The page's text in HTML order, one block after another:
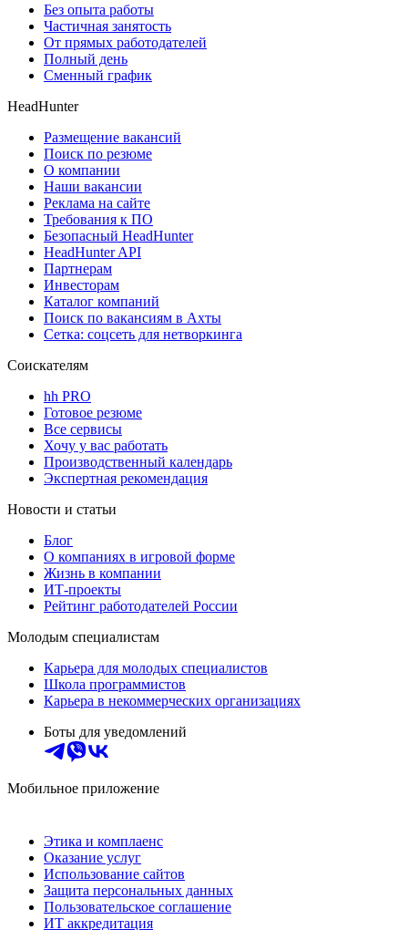
Без опыта работы
Частичная занятость
От прямых работодателей
Полный день
Сменный график
HeadHunter
Размещение вакансий
Поиск по резюме
О компании
Наши вакансии
Реклама на сайте
Требования к ПО
Безопасный HeadHunter
HeadHunter API
Партнерам
Инвесторам
Каталог компаний
Поиск по вакансиям в Ахты
Сетка: соцсеть для нетворкинга
Соискателям
hh PRO
Готовое резюме
Все сервисы
Хочу у вас работать
Производственный календарь
Экспертная рекомендация
Новости и статьи
Блог
О компаниях в игровой форме
Жизнь в компании
ИТ-проекты
Рейтинг работодателей России
Молодым специалистам
Карьера для молодых специалистов
Школа программистов
Карьера в некоммерческих организациях
Боты для уведомлений
Мобильное приложение
Этика и комплаенс
Оказание услуг
Использование сайтов
Защита персональных данных
Пользовательское соглашение
ИТ аккредитация